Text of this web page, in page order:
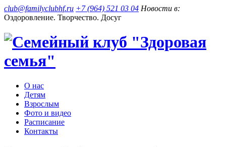
club@familyclubhf.ru +7 (964) 521 03 04 Новости в:
Оздоровление. Творчество. Досуг
О нас
Детям
Взрослым
Фото и видео
Расписание
Контакты